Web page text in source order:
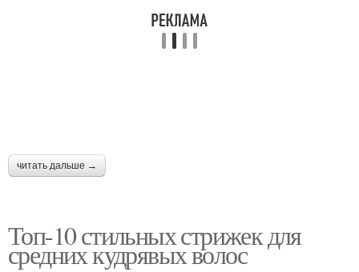
читать дальше →
Топ-10 стильных стрижек для
средних кудрявых волос